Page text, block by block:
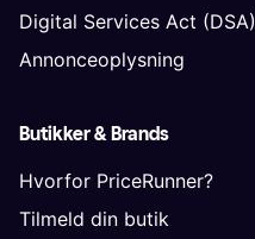
Digital Services Act (DSA)
Annonceoplysning
Butikker & Brands
Hvorfor PriceRunner?
Tilmeld din butik